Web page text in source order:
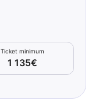
Ticket minimum
1 135€